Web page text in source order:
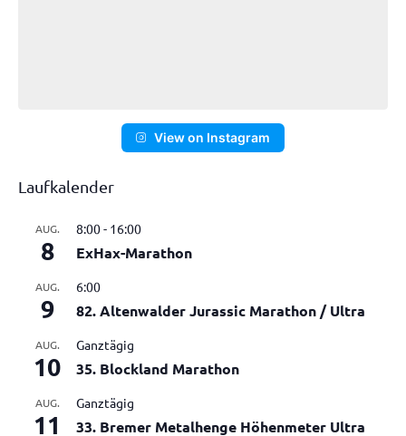
View on Instagram
Laufkalender
AUG.
8
8:00- 16:00
ExHax-Marathon
AUG.
9
6:00
82. Altenwalder Jurassic Marathon / Ultra
AUG.
10
Ganztägig
35. Blockland Marathon
AUG.
11
Ganztägig
33. Bremer Metalhenge Höhenmeter Ultra